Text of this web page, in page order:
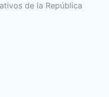
de la República